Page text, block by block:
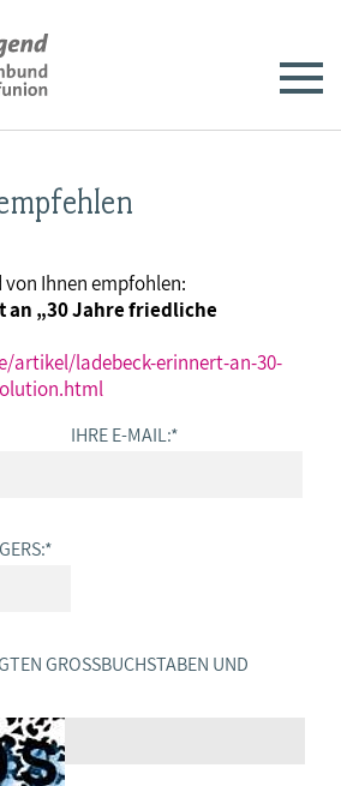
Ihnen empfohlen:
an „30 Jahre friedliche
artikel/ladebeck-erinnert-an-30-
IHRE E-MAIL:*
*
GROSSBUCHSTABEN UND Z